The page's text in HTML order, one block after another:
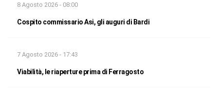
8 Agosto 2026 - 08:00
Cospito commissario Asi, gli auguri di Bardi
7 Agosto 2026 - 17:43
Viabilità, le riaperture prima di Ferragosto